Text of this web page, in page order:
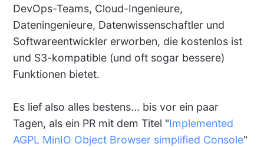
DevOps-Teams, Cloud-Ingenieure,
Dateningenieure, Datenwissenschaftler und
Softwareentwickler erworben, die kostenlos ist
und S3-kompatible (und oft sogar bessere)
Funktionen bietet.
Es lief also alles bestens... bis vor ein paar
Tagen, als ein PR mit dem Titel "Implemented
AGPL MinIO Object Browser simplified Console"